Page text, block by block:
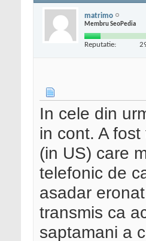
matrimo
Membru SeoPedia
Reputatie:
In cele din
in cont. A
(in US) care
telefonic de
asadar
transmis ca
saptamani a